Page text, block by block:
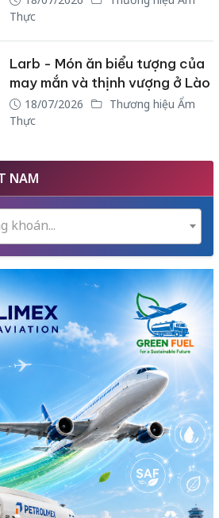
Thực
Larb - Món ăn biểu tượng của
may mắn và thịnh vượng ở Lào
18/07/2026
Thương hiệu Ẩm
Thực
NAM
khoán...